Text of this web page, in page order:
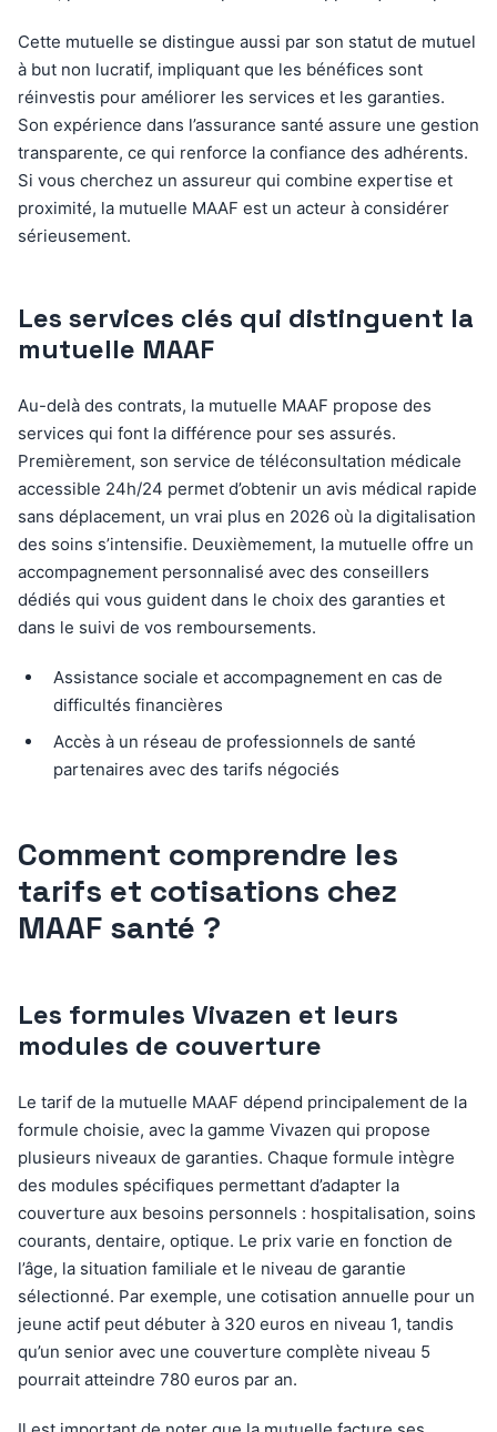
Cette mutuelle se distingue aussi par son statut de mutuel
à but non lucratif, impliquant que les bénéfices sont
réinvestis pour améliorer les services et les garanties.
Son expérience dans l’assurance santé assure une gestion
transparente, ce qui renforce la confiance des adhérents.
Si vous cherchez un assureur qui combine expertise et
proximité, la mutuelle MAAF est un acteur à considérer
sérieusement.
Les services clés qui distinguent la
mutuelle MAAF
Au-delà des contrats, la mutuelle MAAF propose des
services qui font la différence pour ses assurés.
Premièrement, son service de téléconsultation médicale
accessible 24h/24 permet d’obtenir un avis médical rapide
sans déplacement, un vrai plus en 2026 où la digitalisation
des soins s’intensifie. Deuxièmement, la mutuelle offre un
accompagnement personnalisé avec des conseillers
dédiés qui vous guident dans le choix des garanties et
dans le suivi de vos remboursements.
Assistance sociale et accompagnement en cas de
difficultés financières
Accès à un réseau de professionnels de santé
partenaires avec des tarifs négociés
Comment comprendre les
tarifs et cotisations chez
MAAF santé ?
Les formules Vivazen et leurs
modules de couverture
Le tarif de la mutuelle MAAF dépend principalement de la
formule choisie, avec la gamme Vivazen qui propose
plusieurs niveaux de garanties. Chaque formule intègre
des modules spécifiques permettant d’adapter la
couverture aux besoins personnels : hospitalisation, soins
courants, dentaire, optique. Le prix varie en fonction de
l’âge, la situation familiale et le niveau de garantie
sélectionné. Par exemple, une cotisation annuelle pour un
jeune actif peut débuter à 320 euros en niveau 1, tandis
qu’un senior avec une couverture complète niveau 5
pourrait atteindre 780 euros par an.